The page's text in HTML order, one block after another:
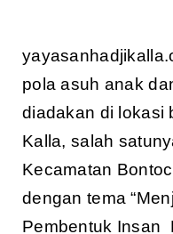
pola asuh anak
diadakan di lokasi
Kalla, salah
Kecamatan
dengan tema
Pembentuk Insan